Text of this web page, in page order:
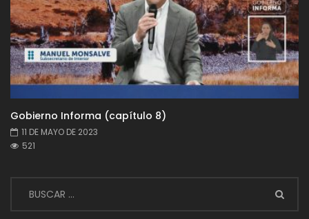
Gobierno Informa (capítulo 8)
11 DE MAYO DE 2023
521